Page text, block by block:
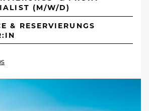
(M/W/D)
& RESERVIERUNGS